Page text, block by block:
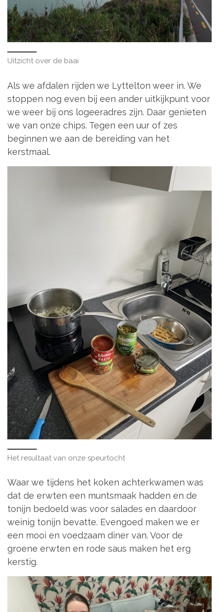
Uitzicht over de baai
Als we afdalen rijden we Lyttelton weer in. We
stoppen nog even bij een ander uitkijkpunt voor
we weer bij ons logeeradres zijn. Daar genieten
we van onze chips. Tegen een uur of zes
beginnen we aan de bereiding van het
kerstmaal.
Het resultaat van onze speurtocht
Waar we tijdens het koken achterkwamen was
dat de erwten een muntsmaak hadden en de
tonijn bedoeld was voor salades en daardoor
weinig tonijn bevatte. Evengoed maken we er
een mooi en voedzaam diner van. Voor de
groene erwten en rode saus maken het erg
kerstig.